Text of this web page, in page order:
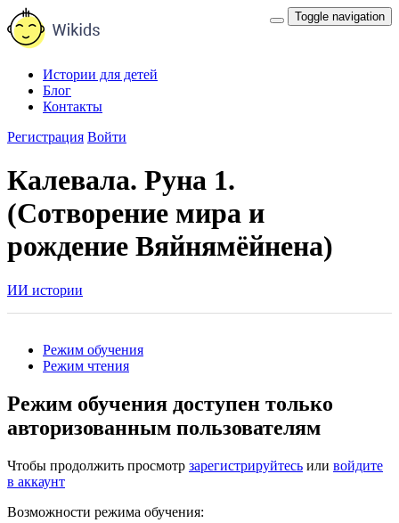
Toggle navigation
Истории для детей
Блог
Контакты
Регистрация Войти
Калевала. Руна 1.
(Сотворение мира и
рождение Вяйнямёйнена)
ИИ истории
Режим обучения
Режим чтения
Режим обучения доступен только
авторизованным пользователям
Чтобы продолжить просмотр зарегистрируйтесь или войдите
в аккаунт
Возможности режима обучения: